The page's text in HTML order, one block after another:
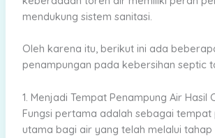
mendukung sistem sanitasi.
Oleh karena itu, berikut ini ada
penampungan pada kebersihan septic
1. Menjadi Tempat Penampung Air Hasil
Fungsi pertama adalah sebagai tempat
utama bagi air yang telah melalui